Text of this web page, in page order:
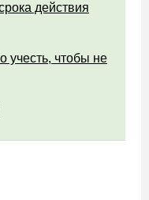
действия
учесть, чтобы не